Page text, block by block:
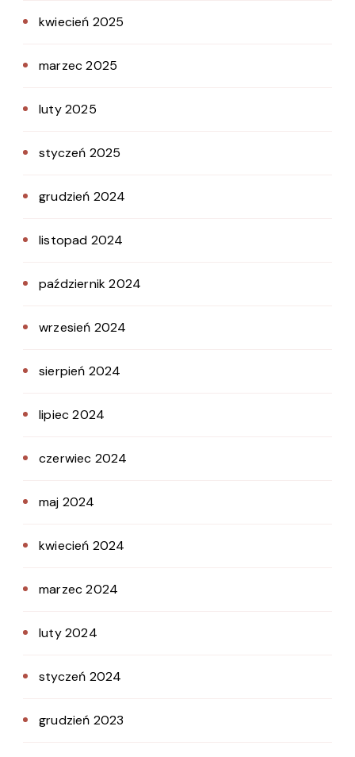
kwiecień 2025
marzec 2025
luty 2025
styczeń 2025
grudzień 2024
listopad 2024
październik 2024
wrzesień 2024
sierpień 2024
lipiec 2024
czerwiec 2024
maj 2024
kwiecień 2024
marzec 2024
luty 2024
styczeń 2024
grudzień 2023